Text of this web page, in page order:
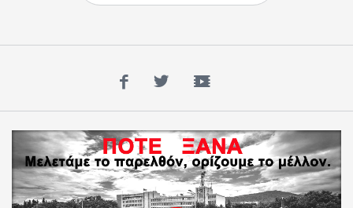
Facebook
TwitterYouTube